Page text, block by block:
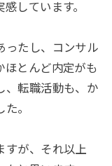
しています。
ったし、コンサル
ほとんど内定がも
、転職活動も、か
。
すが、それ以上